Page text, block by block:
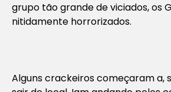
grupo tão grande de viciados, os
nitidamente horrorizados.
Alguns crackeiros começaram a,